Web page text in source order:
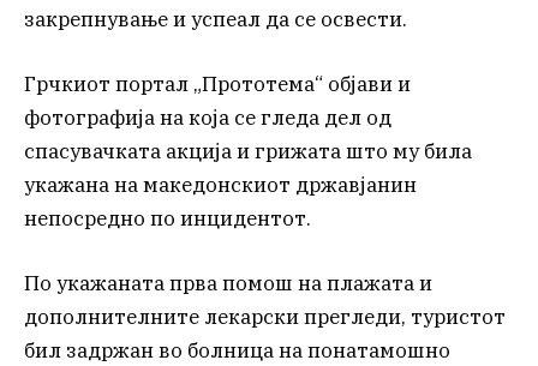
закрепнување и успеал да се освести.
Грчкиот портал „Прототема“ објави и
фотографија на која се гледа дел од
спасувачката акција и грижата што му била
укажана на македонскиот државјанин
непосредно по инцидентот.
По укажаната прва помош на плажата и
дополнителните лекарски прегледи, туристот
бил задржан во болница на понатамошно